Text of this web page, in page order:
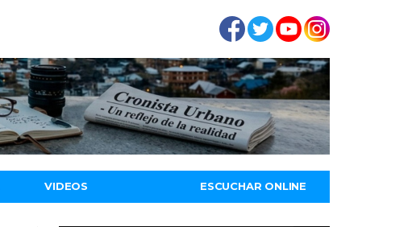
VIDEOS ESCUCHAR ONLINE